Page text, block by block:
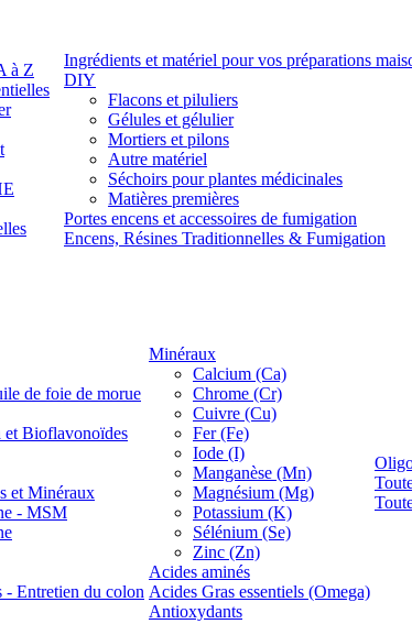
à Z
Ingrédients et matériel pour vos préparations
DIY
Flacons et piluliers
Gélules et gélulier
Mortiers et pilons
Autre matériel
Séchoirs pour plantes médicinales
Matières premières
Portes encens et accessoires de fumigation
Encens, Résines Traditionnelles & Fumigation
de foie de morue
Bioflavonoïdes
et Minéraux
- MSM
- Entretien du colon
Minéraux
Calcium (Ca)
Chrome (Cr)
Cuivre (Cu)
Fer (Fe)
Iode (I)
Manganèse (Mn)
Magnésium (Mg)
Potassium (K)
Sélénium (Se)
Zinc (Zn)
Acides aminés
Acides Gras essentiels (Omega)
Antioxydants